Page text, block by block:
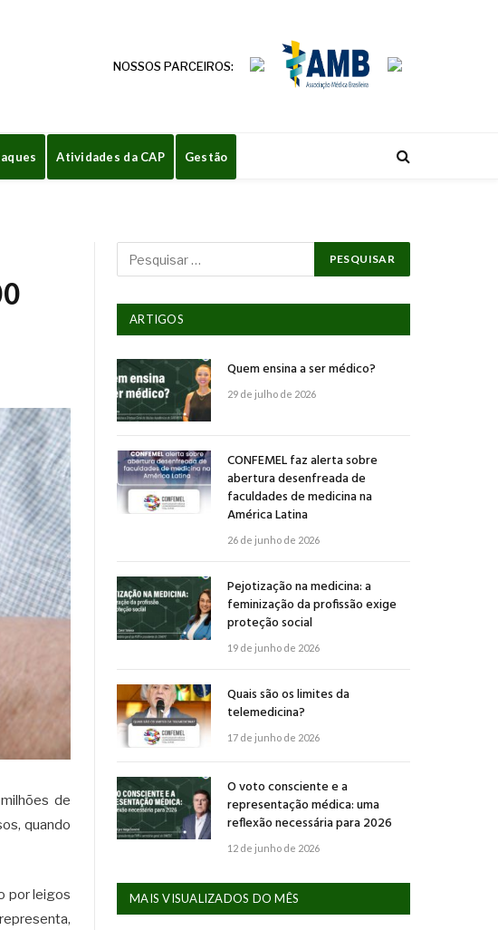
NOSSOS PARCEIROS:
Atividades da CAP Gestão
de
quando
por leigos
ARTIGOS
Quem ensina a ser médico?
29 de julho de 2026
CONFEMEL faz alerta sobre
abertura desenfreada de
faculdades de medicina na
América Latina
26 de junho de 2026
Pejotização na medicina: a
feminização da profissão exige
proteção social
19 de junho de 2026
Quais são os limites da
telemedicina?
17 de junho de 2026
O voto consciente e a
representação médica: uma
reflexão necessária para 2026
12 de junho de 2026
MAIS VISUALIZADOS DO MÊS